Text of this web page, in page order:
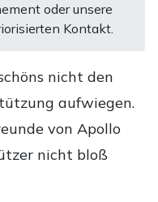
oder unsere
Kontakt.
nicht den
aufwiegen.
von Apollo
nicht bloß